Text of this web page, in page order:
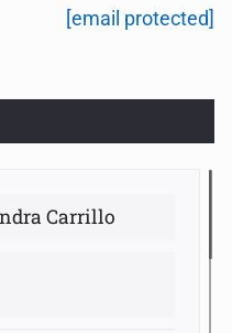
[email protected]
Carrillo